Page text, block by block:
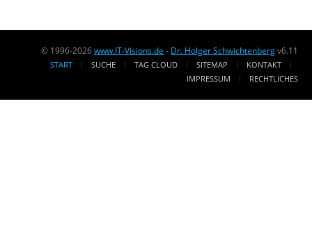
© 1996-2026www.IT-Visions.de - Dr. Holger Schwichtenbergv6.11
START SUCHE TAG CLOUD SITEMAP
KONTAKT
IMPRESSUM
RECHTLICHES